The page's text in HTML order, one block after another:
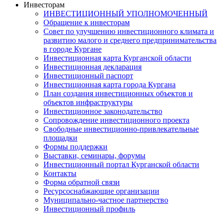
Инвесторам
ИНВЕСТИЦИОННЫЙ УПОЛНОМОЧЕННЫЙ
Обращение к инвесторам
Совет по улучшению инвестиционного климата и
развитию малого и среднего предпринимательства
в городе Кургане
Инвестиционная карта Курганской области
Инвестиционная декларация
Инвестиционный паспорт
Инвестиционная карта города Кургана
План создания инвестиционных объектов и
объектов инфраструктуры
Инвестиционное законодательство
Сопровождение инвестиционного проекта
Свободные инвестиционно-привлекательные
площадки
Формы поддержки
Выставки, семинары, форумы
Инвестиционный портал Курганской области
Контакты
Форма обратной связи
Ресурсоснабжающие организации
Муниципально-частное партнерство
Инвестиционный профиль